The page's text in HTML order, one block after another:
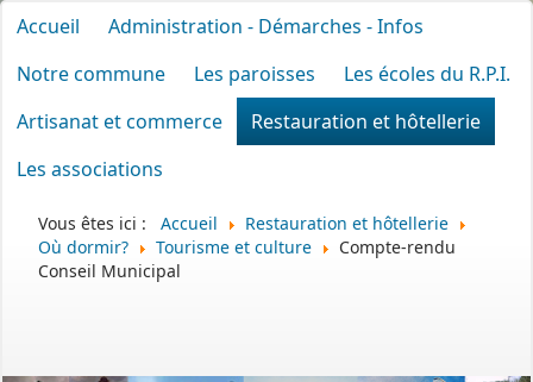
Accueil
Administration - Démarches - Infos
Notre commune
Les paroisses
Les écoles du R.P.I.
Artisanat et commerce
Restauration et hôtellerie
Les associations
Vous êtes ici : Accueil
Restauration et hôtellerie
Où dormir?
Tourisme et culture
Compte-rendu
Conseil Municipal